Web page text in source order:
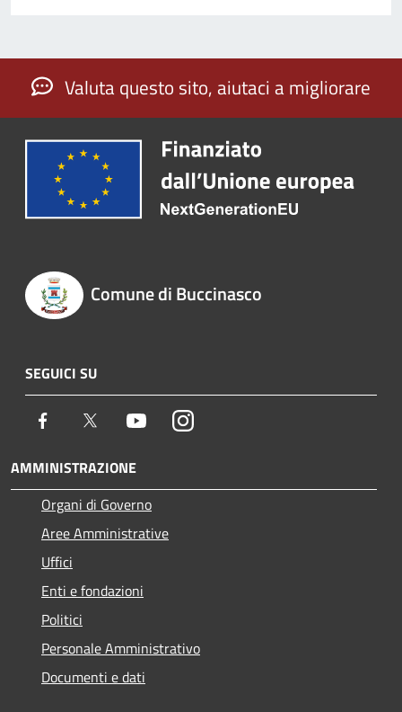
Valuta questo sito, aiutaci a migliorare
Comune di Buccinasco
SEGUICI SU
Facebook Twitter YoutubeInstagram
AMMINISTRAZIONE
Organi di Governo
Aree Amministrative
Uffici
Enti e fondazioni
Politici
Personale Amministrativo
Documenti e dati